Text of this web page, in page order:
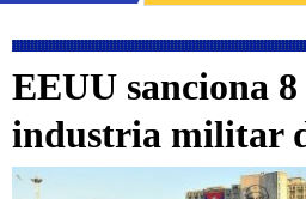
EEUU sanciona
industria militar